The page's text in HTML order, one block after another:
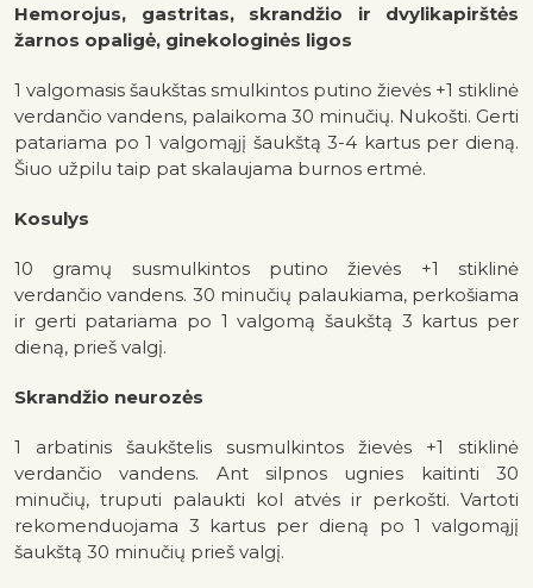
Hemorojus, gastritas, skrandžio ir dvylikapirštės
žarnos opaligė, ginekologinės ligos
1 valgomasis šaukštas smulkintos putino žievės +1 stiklinė
verdančio vandens, palaikoma 30 minučių. Nukošti. Gerti
patariama po 1 valgomąjį šaukštą 3-4 kartus per dieną.
Šiuo užpilu taip pat skalaujama burnos ertmė.
Kosulys
10 gramų susmulkintos putino žievės +1 stiklinė
verdančio vandens. 30 minučių palaukiama, perkošiama
ir gerti patariama po 1 valgomą šaukštą 3 kartus per
dieną, prieš valgį.
Skrandžio neurozės
1 arbatinis šaukštelis susmulkintos žievės +1 stiklinė
verdančio vandens. Ant silpnos ugnies kaitinti 30
minučių, truputi palaukti kol atvės ir perkošti. Vartoti
rekomenduojama 3 kartus per dieną po 1 valgomąjį
šaukštą 30 minučių prieš valgį.